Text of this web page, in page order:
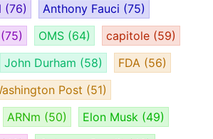
(76) Anthony Fauci (75)
(75) OMS (64) capitole (59)
John Durham (58) FDA (56)
Post (51)
ARNm (50) Elon Musk (49)